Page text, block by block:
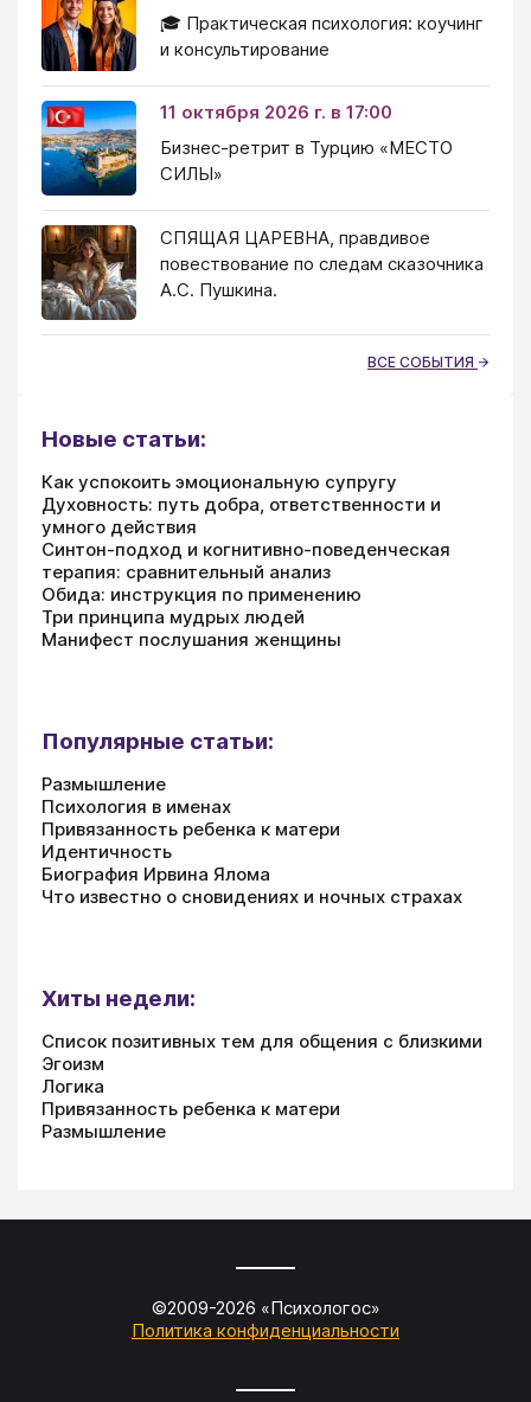
🎓 Практическая психология: коучинг
и консультирование
11 октября 2026 г. в 17:00
Бизнес-ретрит в Турцию «МЕСТО
СИЛЫ»
СПЯЩАЯ ЦАРЕВНА, правдивое
повествование по следам сказочника
А.С. Пушкина.
ВСЕ СОБЫТИЯ
Новые статьи:
Как успокоить эмоциональную супругу
Духовность: путь добра, ответственности и
умного действия
Синтон-подход и когнитивно-поведенческая
терапия: сравнительный анализ
Обида: инструкция по применению
Три принципа мудрых людей
Манифест послушания женщины
Популярные статьи:
Размышление
Психология в именах
Привязанность ребенка к матери
Идентичность
Биография Ирвина Ялома
Что известно о сновидениях и ночных страхах
Хиты недели:
Список позитивных тем для общения с близкими
Эгоизм
Логика
Привязанность ребенка к матери
Размышление
©2009-2026 «Психологос»
Политика конфиденциальности